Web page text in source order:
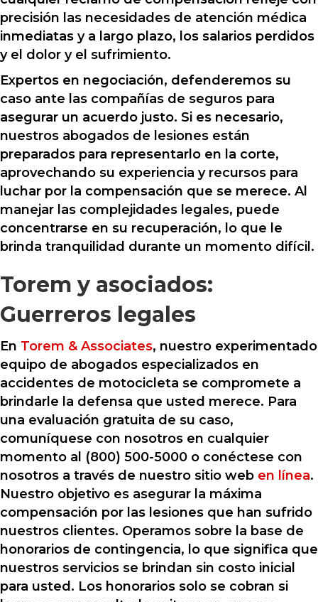
precisión las necesidades de atención médica
inmediatas y a largo plazo, los salarios perdidos
y el dolor y el sufrimiento.
Expertos en negociación, defenderemos su
caso ante las compañías de seguros para
asegurar un acuerdo justo. Si es necesario,
nuestros abogados de lesiones están
preparados para representarlo en la corte,
aprovechando su experiencia y recursos para
luchar por la compensación que se merece. Al
manejar las complejidades legales, puede
concentrarse en su recuperación, lo que le
brinda tranquilidad durante un momento difícil.
Torem y asociados:
Guerreros legales
En Torem & Associates, nuestro experimentado
equipo de abogados especializados en
accidentes de motocicleta se compromete a
brindarle la defensa que usted merece. Para
una evaluación gratuita de su caso,
comuníquese con nosotros en cualquier
momento al (800) 500-5000 o conéctese con
nosotros a través de nuestro sitio web en línea.
Nuestro objetivo es asegurar la máxima
compensación por las lesiones que han sufrido
nuestros clientes. Operamos sobre la base de
honorarios de contingencia, lo que significa que
nuestros servicios se brindan sin costo inicial
para usted. Los honorarios solo se cobran si